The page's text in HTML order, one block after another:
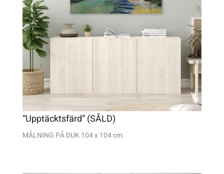
“Upptäcktsfärd” (SÅLD)
MÅLNING PÅ DUK 104 x 104 cm